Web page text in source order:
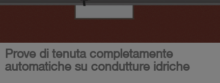
Prove di tenuta completamente
automatiche su condutture idriche